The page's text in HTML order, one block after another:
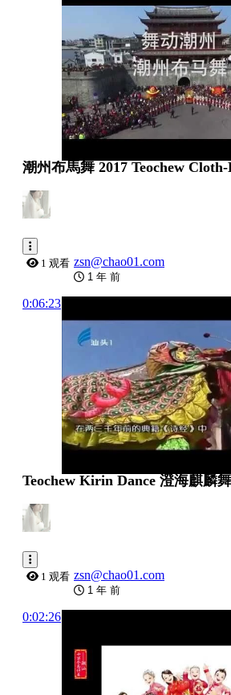
潮州布馬舞 2017 Teochew
1 观看 zsn@chao01.com
1 年 前
0:06:23
Teochew Kirin Dance 澄海麒麟舞
1 观看 zsn@chao01.com
1 年 前
0:02:26